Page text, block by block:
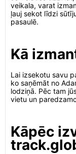
veikala, varat
ļauj sekot līdzi
pasaulē.
Kā
Lai izsekotu savu
ko saņēmāt no
lodziņā. Pēc tam
vietu un
Kāpēc